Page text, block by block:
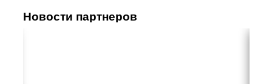
Новости партнеров